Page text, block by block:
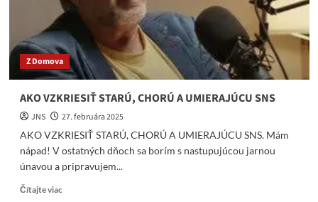
stôl
nakrútil
video
Z Domova
AKO VZKRIESIŤ STARÚ, CHORÚ A UMIERAJÚCU SNS
JNS
27. februára 2025
AKO VZKRIESIŤ STARÚ, CHORÚ A UMIERAJÚCU SNS. Mám
nápad! V ostatných dňoch sa borím s nastupujúcou jarnou
únavou a pripravujem...
Čítajte viacRead